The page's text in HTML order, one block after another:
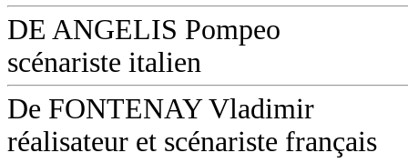
DE ANGELIS Pompeo
scénariste italien
De FONTENAY Vladimir
réalisateur et scénariste français